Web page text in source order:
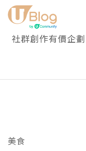
社群創作有價企劃
美食